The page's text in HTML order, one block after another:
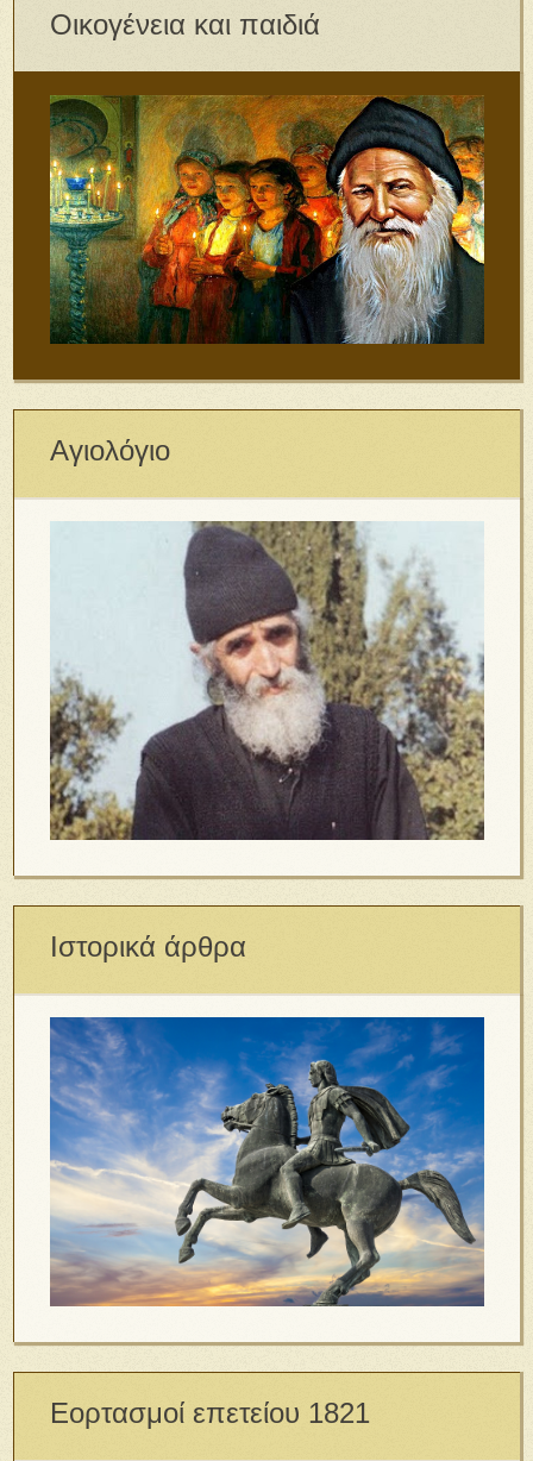
Οικογένεια και παιδιά
Αγιολόγιο
Ιστορικά άρθρα
Εορτασμοί επετείου 1821